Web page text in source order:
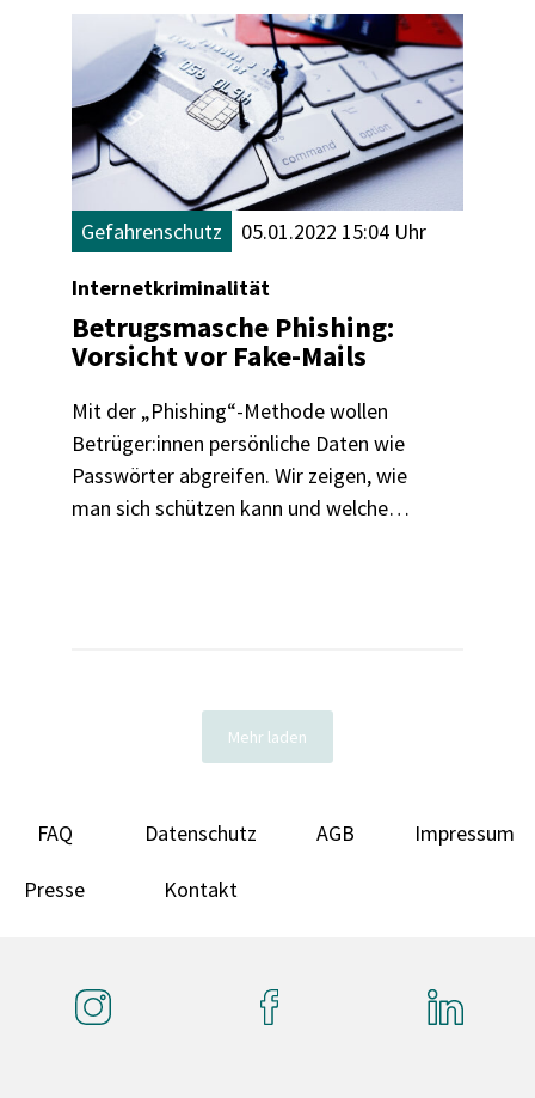
Gefahrenschutz 05.01.2022 15:04 Uhr
Internetkriminalität
Betrugsmasche Phishing:
Vorsicht vor Fake-Mails
Mit der „Phishing“-Methode wollen
Betrüger:innen persönliche Daten wie
Passwörter abgreifen. Wir zeigen, wie
man sich schützen kann und welche
Mehr laden
FAQ Datenschutz AGB Impressum
Presse Kontakt